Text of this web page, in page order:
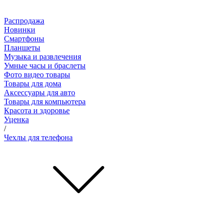
Распродажа
Новинки
Смартфоны
Планшеты
Музыка и развлечения
Умные часы и браслеты
Фото видео товары
Товары для дома
Аксессуары для авто
Товары для компьютера
Красота и здоровье
Уценка
/
Чехлы для телефона